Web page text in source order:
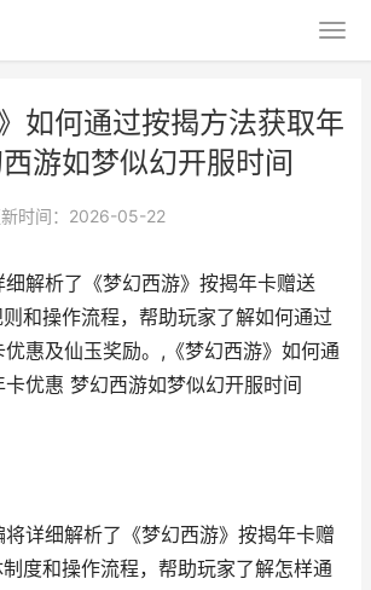
如何通过按揭方法获取年
游如梦似幻开服时间
时间：2026-05-22
解析了《梦幻西游》按揭年卡赠送
和操作流程，帮助玩家了解如何通过
惠及仙玉奖励。,《梦幻西游》如何通
优惠 梦幻西游如梦似幻开服时间
详细解析了《梦幻西游》按揭年卡赠
度和操作流程，帮助玩家了解怎样通